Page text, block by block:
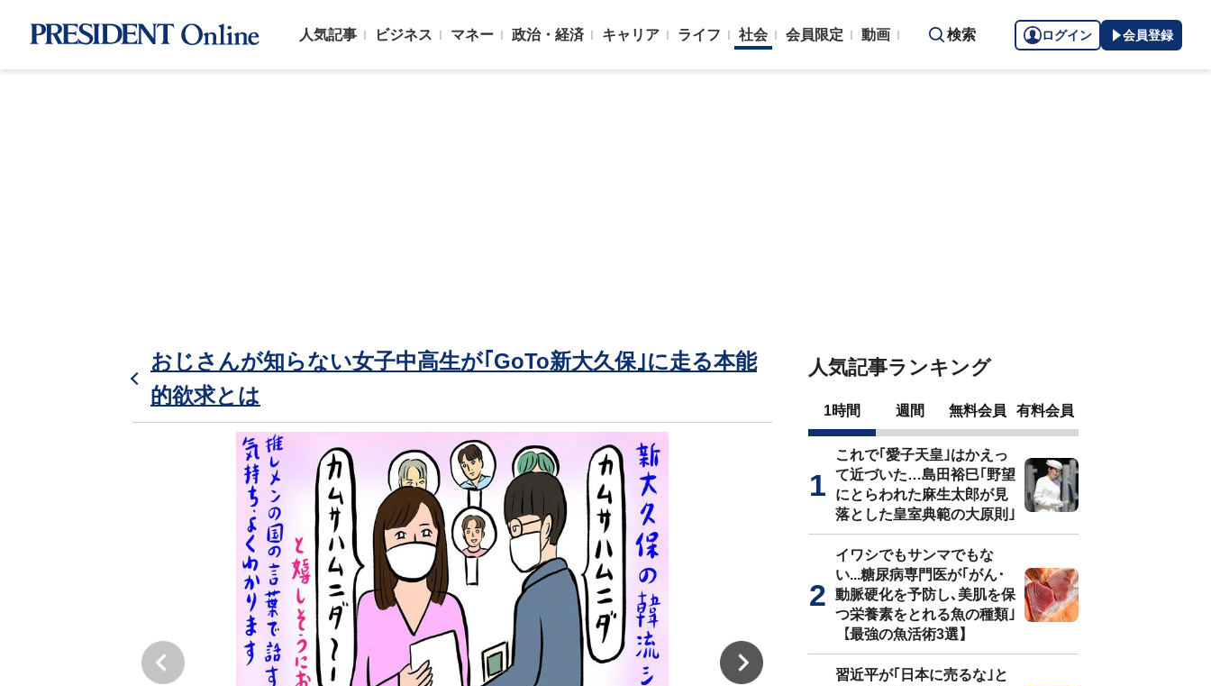
人気記事 ビジネス マネー 政治・経済 キャリア ライフ 社会 会員限定 動画 検索 ログイン 会員登録
おじさんが知らない女子中高生が｢GoTo新大久保｣に走る本能
的欲求とは
人気記事ランキング
1時間 週間 無料会員 有料会員
これで｢愛子天皇｣はかえっ
て近づいた…島田裕巳｢野望
にとらわれた麻生太郎が見
落とした皇室典範の大原則｣
イワシでもサンマでもな
い...糖尿病専門医が｢がん･
動脈硬化を予防し､美肌を保
つ栄養素をとれる魚の種類｣
【最強の魚活術3選】
習近平が｢日本に売るな｣と